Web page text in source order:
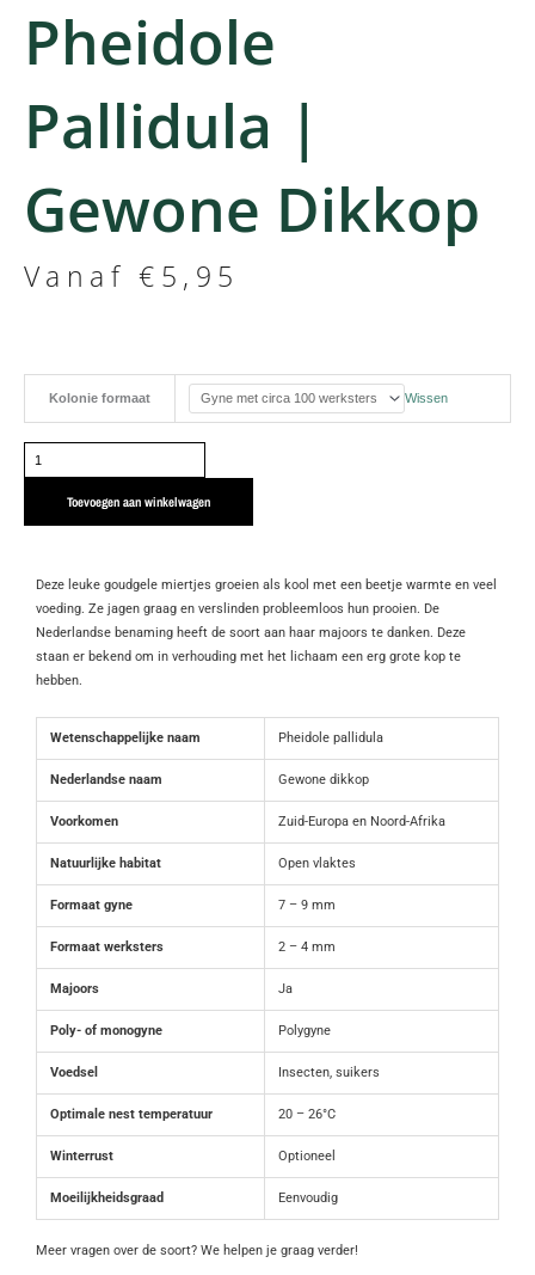
Pheidole
Pallidula |
Gewone Dikkop
Vanaf € 5,95
Kolonie formaat Wissen
Gewone
dikkop
Toevoegen aan winkelwagen
Deze leuke goudgele miertjes groeien als kool met een beetje warmte en veel
voeding. Ze jagen graag en verslinden probleemloos hun prooien. De
Nederlandse benaming heeft de soort aan haar majoors te danken. Deze
staan er bekend om in verhouding met het lichaam een erg grote kop te
hebben.
Wetenschappelijke naam Pheidole pallidula
Nederlandse naam Gewone dikkop
Voorkomen Zuid-Europa en Noord-Afrika
Natuurlijke habitat Open vlaktes
Formaat gyne 7 – 9 mm
Formaat werksters 2 – 4 mm
Majoors Ja
Poly- of monogyne Polygyne
Voedsel Insecten, suikers
Optimale nest temperatuur 20 – 26°C
Winterrust Optioneel
Moeilijkheidsgraad Eenvoudig
Meer vragen over de soort? We helpen je graag verder!